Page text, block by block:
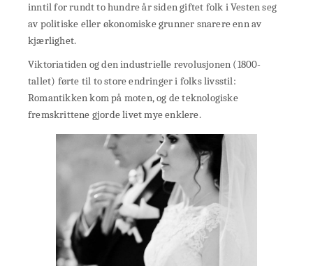
inntil for rundt to hundre år siden giftet folk i Vesten seg
av politiske eller økonomiske grunner snarere enn av
kjærlighet.
Viktoriatiden og den industrielle revolusjonen (1800-
tallet) førte til to store endringer i folks livsstil:
Romantikken kom på moten, og de teknologiske
fremskrittene gjorde livet mye enklere.